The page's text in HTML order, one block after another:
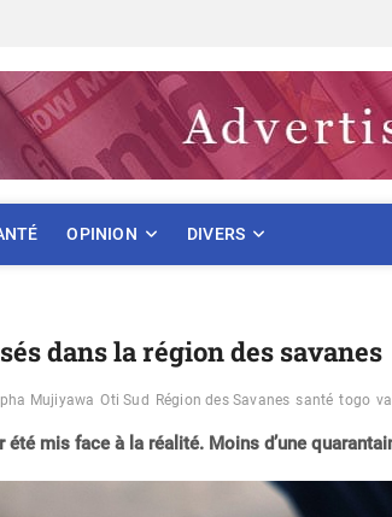
OPINION DIVERS
dans la région des savanes
Mujiyawa Oti Sud Région des Savanes santé togo
mis face à la réalité. Moins d’une